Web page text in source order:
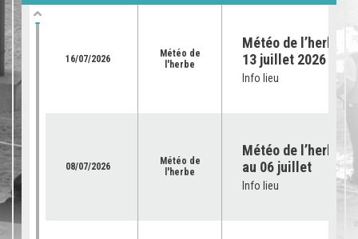
16/07/2026
Météo de
l'herbe
Météo de l’herbe
13 juillet 2026
Info lieu
08/07/2026
Météo de
l'herbe
Météo de l’herbe –
au 06 juillet
Info lieu